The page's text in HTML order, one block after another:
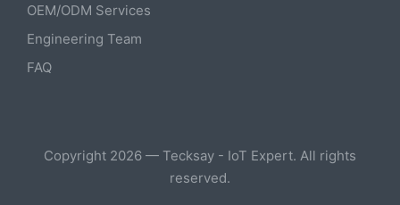
OEM/ODM Services
Engineering Team
FAQ
Copyright 2026 — Tecksay - IoT Expert. All rights
reserved.